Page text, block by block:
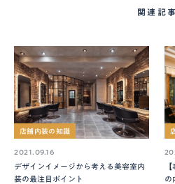
関連記事
店舗内装の知識
2021.09.16
デザインイメージから考える美容室内
装の最注目ポイント
の